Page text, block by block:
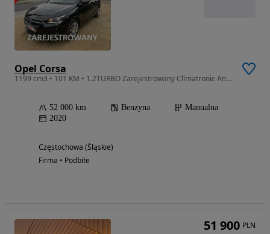
Opel Corsa
1199 cm3 • 101 KM • 1.2TURBO Zarejestrowany Climatronic AndroidAuto Stan Idealny Bezwypadk
52 000 km Benzyna
Manualna
2020
Częstochowa (Śląskie)
Firma • Podbite
51 900 PLN